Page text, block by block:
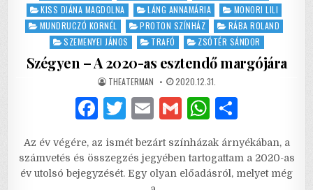
in
KISS DIÁNA MAGDOLNA
LÁNG ANNAMÁRIA
MONORI LILI
MUNDRUCZÓ KORNÉL
PROTON SZÍNHÁZ
RÁBA ROLAND
SZEMENYEI JÁNOS
TRAFÓ ZSÓTÉR SÁNDOR
Szégyen – A 2020-as esztendő margójára
AUTHOR:
THEATERMAN PUBLISHED
DATE:
2020.12.31.
F
c
e
T
it
te
E
ai
l
G
ai
l
W
at
s
ar
e
Az év végére, az ismét bezárt színházak árnyékában, a
számvetés és összegzés jegyében tartogattam a 2020-as
év utolsó bejegyzését. Egy olyan előadásról, melyet még